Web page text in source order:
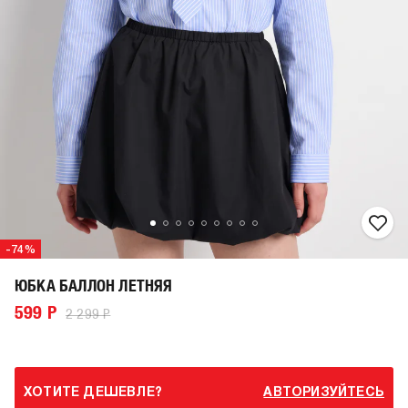
-74%
ЮБКА БАЛЛОН ЛЕТНЯЯ
599 Р 2 299 Р
ХОТИТЕ ДЕШЕВЛЕ? АВТОРИЗУЙТЕСЬ